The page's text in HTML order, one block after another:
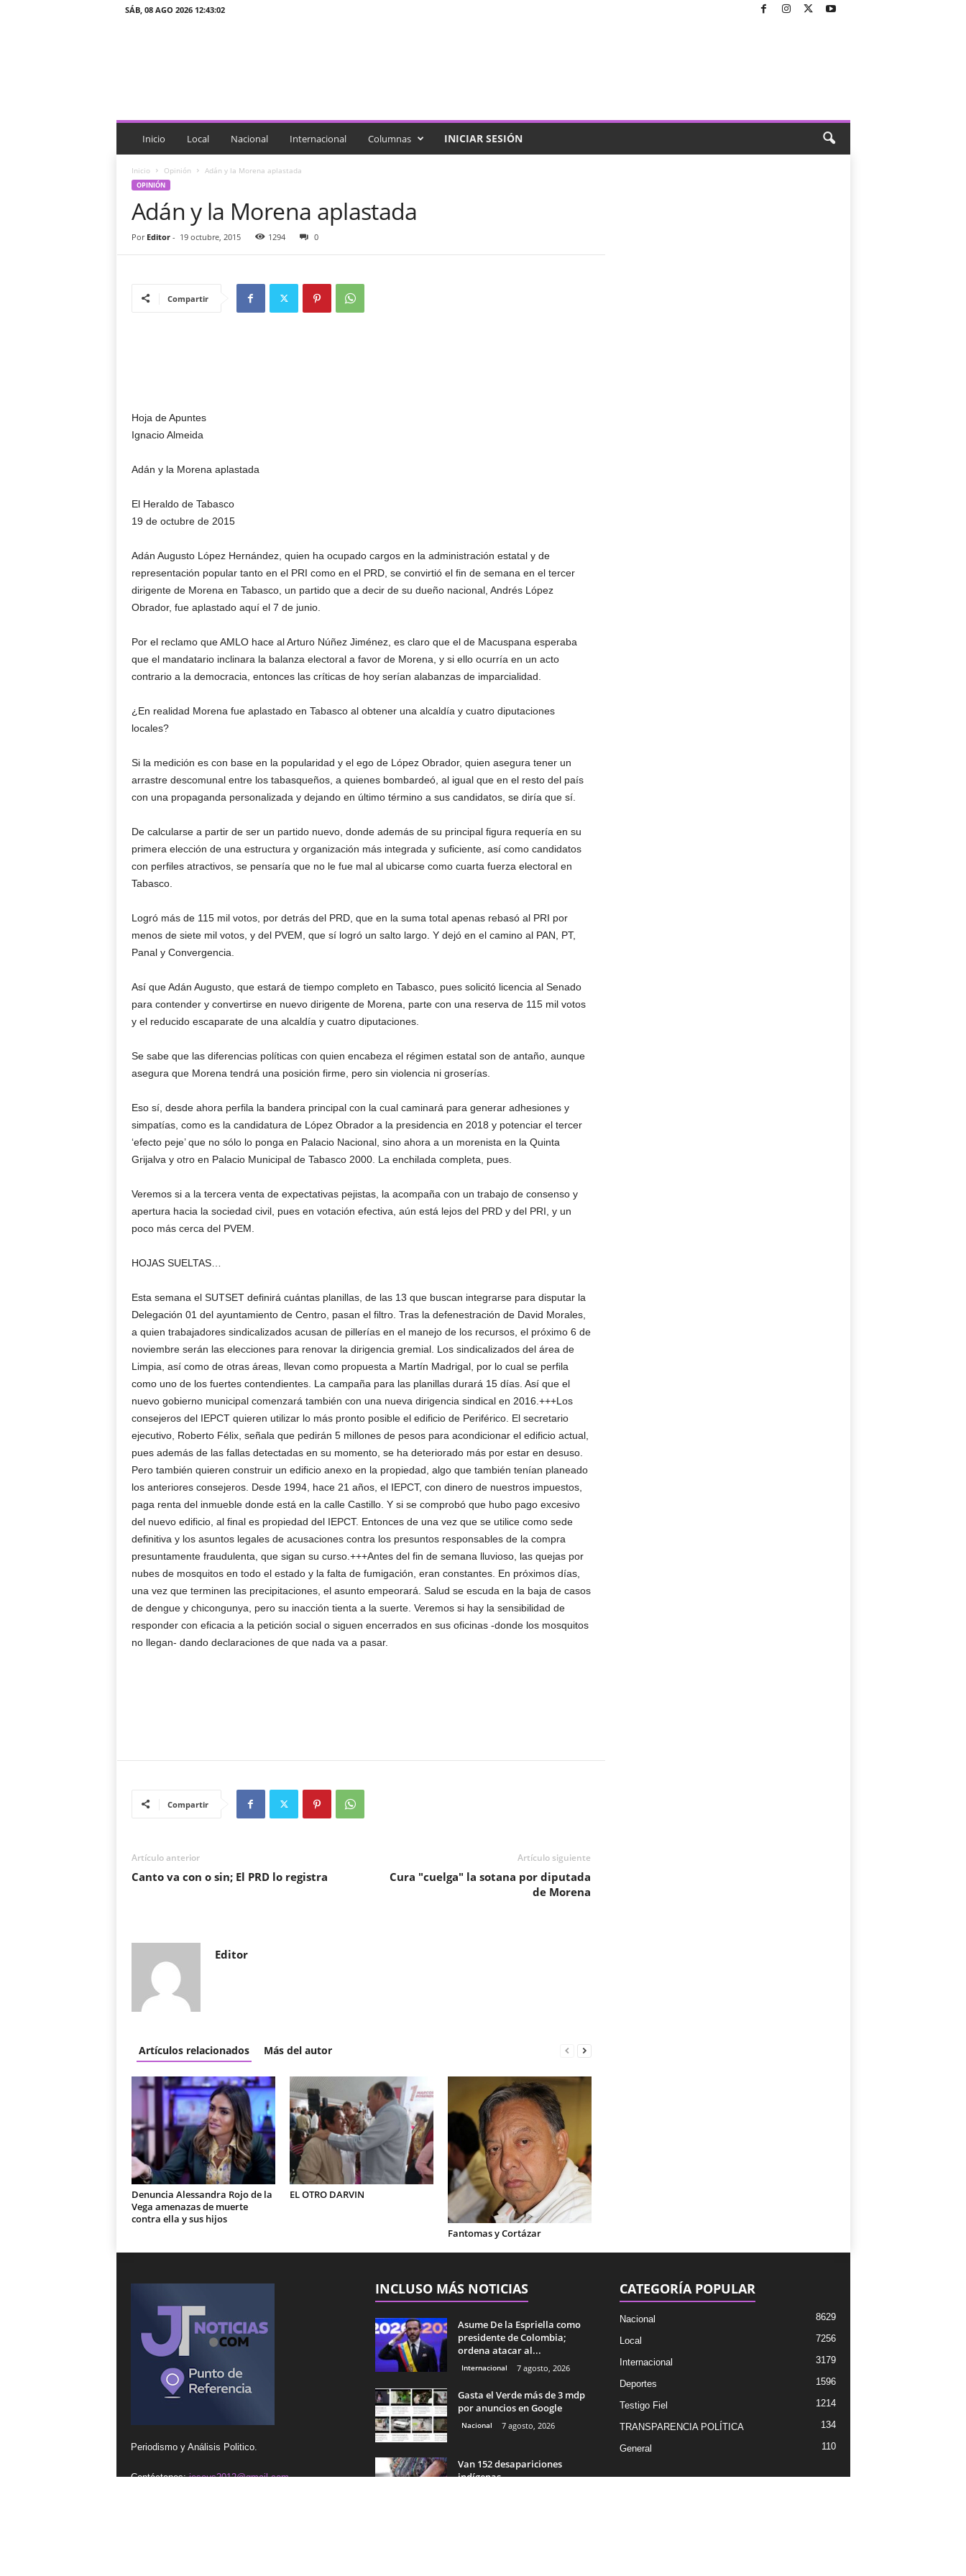
SÁB, 08 AGO 2026 12:43:02
c
a
Inicio Local Nacional Internacional Columnas INICIAR SESIÓN
Inicio Opinión Adán y la Morena aplastada
OPINIÓN
Adán y la Morena aplastada
Por Editor- 19 octubre, 2015 1294 0
Compartir
Hoja de Apuntes
Ignacio Almeida
Adán y la Morena aplastada
El Heraldo de Tabasco
19 de octubre de 2015
Adán Augusto López Hernández, quien ha ocupado cargos en la administración estatal y de
representación popular tanto en el PRI como en el PRD, se convirtió el fin de semana en el tercer
dirigente de Morena en Tabasco, un partido que a decir de su dueño nacional, Andrés López
Obrador, fue aplastado aquí el 7 de junio.
Por el reclamo que AMLO hace al Arturo Núñez Jiménez, es claro que el de Macuspana esperaba
que el mandatario inclinara la balanza electoral a favor de Morena, y si ello ocurría en un acto
contrario a la democracia, entonces las críticas de hoy serían alabanzas de imparcialidad.
¿En realidad Morena fue aplastado en Tabasco al obtener una alcaldía y cuatro diputaciones
locales?
Si la medición es con base en la popularidad y el ego de López Obrador, quien asegura tener un
arrastre descomunal entre los tabasqueños, a quienes bombardeó, al igual que en el resto del país
con una propaganda personalizada y dejando en último término a sus candidatos, se diría que sí.
De calcularse a partir de ser un partido nuevo, donde además de su principal figura requería en su
primera elección de una estructura y organización más integrada y suficiente, así como candidatos
con perfiles atractivos, se pensaría que no le fue mal al ubicarse como cuarta fuerza electoral en
Tabasco.
Logró más de 115 mil votos, por detrás del PRD, que en la suma total apenas rebasó al PRI por
menos de siete mil votos, y del PVEM, que sí logró un salto largo. Y dejó en el camino al PAN, PT,
Panal y Convergencia.
Así que Adán Augusto, que estará de tiempo completo en Tabasco, pues solicitó licencia al Senado
para contender y convertirse en nuevo dirigente de Morena, parte con una reserva de 115 mil votos
y el reducido escaparate de una alcaldía y cuatro diputaciones.
Se sabe que las diferencias políticas con quien encabeza el régimen estatal son de antaño, aunque
asegura que Morena tendrá una posición firme, pero sin violencia ni groserías.
Eso sí, desde ahora perfila la bandera principal con la cual caminará para generar adhesiones y
simpatías, como es la candidatura de López Obrador a la presidencia en 2018 y potenciar el tercer
‘efecto peje’ que no sólo lo ponga en Palacio Nacional, sino ahora a un morenista en la Quinta
Grijalva y otro en Palacio Municipal de Tabasco 2000. La enchilada completa, pues.
Veremos si a la tercera venta de expectativas pejistas, la acompaña con un trabajo de consenso y
apertura hacia la sociedad civil, pues en votación efectiva, aún está lejos del PRD y del PRI, y un
poco más cerca del PVEM.
HOJAS SUELTAS…
Esta semana el SUTSET definirá cuántas planillas, de las 13 que buscan integrarse para disputar la
Delegación 01 del ayuntamiento de Centro, pasan el filtro. Tras la defenestración de David Morales,
a quien trabajadores sindicalizados acusan de pillerías en el manejo de los recursos, el próximo 6 de
noviembre serán las elecciones para renovar la dirigencia gremial. Los sindicalizados del área de
Limpia, así como de otras áreas, llevan como propuesta a Martín Madrigal, por lo cual se perfila
como uno de los fuertes contendientes. La campaña para las planillas durará 15 días. Así que el
nuevo gobierno municipal comenzará también con una nueva dirigencia sindical en 2016.+++Los
consejeros del IEPCT quieren utilizar lo más pronto posible el edificio de Periférico. El secretario
ejecutivo, Roberto Félix, señala que pedirán 5 millones de pesos para acondicionar el edificio actual,
pues además de las fallas detectadas en su momento, se ha deteriorado más por estar en desuso.
Pero también quieren construir un edificio anexo en la propiedad, algo que también tenían planeado
los anteriores consejeros. Desde 1994, hace 21 años, el IEPCT, con dinero de nuestros impuestos,
paga renta del inmueble donde está en la calle Castillo. Y si se comprobó que hubo pago excesivo
del nuevo edificio, al final es propiedad del IEPCT. Entonces de una vez que se utilice como sede
definitiva y los asuntos legales de acusaciones contra los presuntos responsables de la compra
presuntamente fraudulenta, que sigan su curso.+++Antes del fin de semana lluvioso, las quejas por
nubes de mosquitos en todo el estado y la falta de fumigación, eran constantes. En próximos días,
una vez que terminen las precipitaciones, el asunto empeorará. Salud se escuda en la baja de casos
de dengue y chicongunya, pero su inacción tienta a la suerte. Veremos si hay la sensibilidad de
responder con eficacia a la petición social o siguen encerrados en sus oficinas -donde los mosquitos
no llegan- dando declaraciones de que nada va a pasar.
Compartir
Artículo anterior
Canto va con o sin; El PRD lo registra
Artículo siguiente
Cura "cuelga" la sotana por diputada
de Morena
Editor
Artículos relacionados Más del autor
Denuncia Alessandra Rojo de la
Vega amenazas de muerte
contra ella y sus hijos
EL OTRO DARVIN
Fantomas y Cortázar
Periodismo y Análisis Politico.
Contáctanos:iesous2012@gmail.com
INCLUSO MÁS NOTICIAS
Asume De la Espriella como
presidente de Colombia;
ordena atacar al...
Internacional 7 agosto, 2026
Gasta el Verde más de 3 mdp
por anuncios en Google
Nacional 7 agosto, 2026
Van 152 desapariciones
indígenas
CATEGORÍA POPULAR
Nacional 8629
Local 7256
Internacional 3179
Deportes 1596
Testigo Fiel 1214
TRANSPARENCIA POLÍTICA 134
General 110